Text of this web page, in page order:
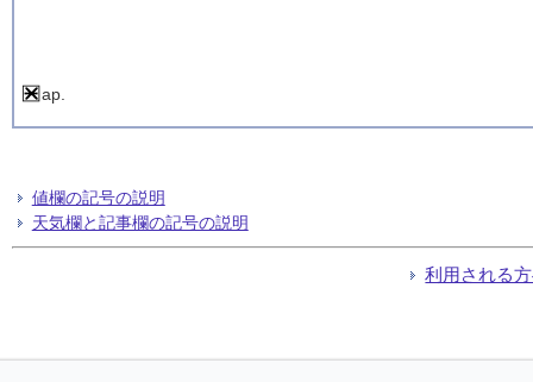
ap.
値欄の記号の説明
天気欄と記事欄の記号の説明
利用される